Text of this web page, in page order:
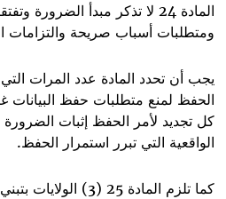
المادة 24 لا تذكر مبدأ
ومتطلبات أسباب صريحة والتزامات
يجب أن تحدد المادة عدد المرات التي
الحفظ لمنع متطلبات حفظ البيانات
كل تجديد لأمر الحفظ إثبات
الواقعية التي تبرر استمرار الحفظ.
كما تلزم المادة 25 (3)